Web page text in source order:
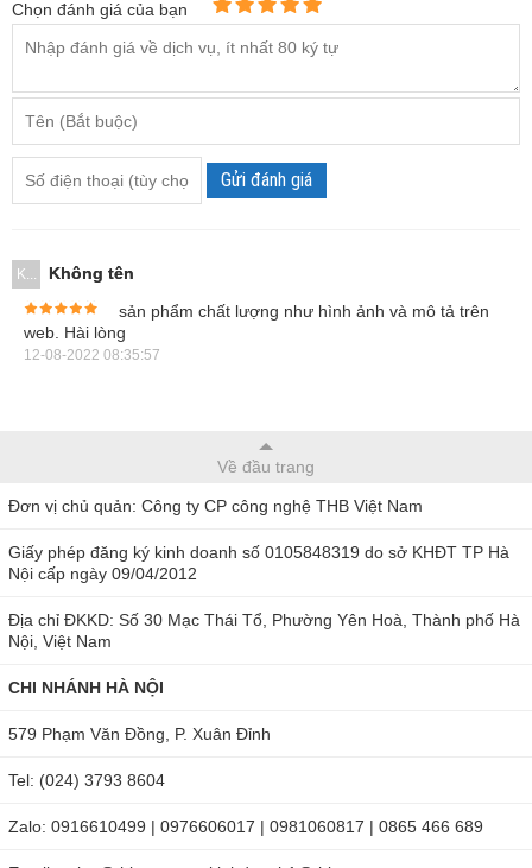
50, 70, 95, 120, 150, 185, 120mm2. Chúng đều được làm rất
chắc chắn tỉ mỉ, chất liệu chịu lực tốt, không biến dạng. Trên
mỗi cos có khắc chữ số rõ nét, không phải mờ theo thời
gian.
Hình ảnh kìm ép cos thủy lực Zupper YYQ-120A
đâu?
Zupper YYQ-120A là sản phẩm nổi bật ược làm bằng hợp
kim thép có độ bền cao, không gỉ sét, chống biến dạng hiệu
việc lâu. Máy nhỏ gọn, dễ dàng cầm nắm, chỉ nặng khoảng
10kg, có hộp đựng đi kèm các đầu cos.
Chọn đánh giá của bạn
Gửi đánh giá
K...
Không tên
sản phẩm chất lượng như hình ảnh và mô tả trên
web. Hài lòng
12-08-2022 08:35:57
Về đầu trang
Đơn vị chủ quản: Công ty CP công nghệ THB Việt Nam
Giấy phép đăng ký kinh doanh số 0105848319 do sở KHĐT TP Hà
Nội cấp ngày 09/04/2012
Địa chỉ ĐKKD: Số 30 Mạc Thái Tổ, Phường Yên Hoà, Thành phố Hà
Nội, Việt Nam
CHI NHÁNH HÀ NỘI
579 Phạm Văn Đồng, P. Xuân Đỉnh
Tel: (024) 3793 8604
Zalo: 0916610499 | 0976606017 | 0981060817 | 0865 466 689